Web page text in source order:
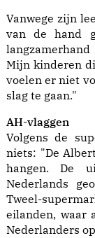
Vanwege zijn
van de hand
Mijn kinderen
voelen er niet
slag te gaan."
AH-vlaggen
Volgens de
niets: "De
hangen. De
Nederlands
Tweel-
eilanden, waar
Nederlanders